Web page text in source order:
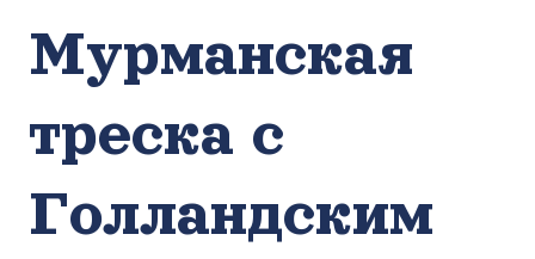
Мурманская
треска с
Голландским